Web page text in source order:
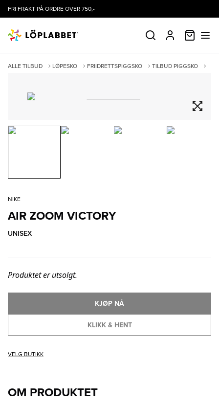
FRI FRAKT PÅ ORDRE OVER 750,-
SØK PROFIL
ALLE TILBUD LØPESKO FRIIDRETTSPIGGSKO
TILBUD PIGGSKO
NIKE
AIR ZOOM VICTORY
UNISEX
Produktet er utsolgt.
KLIKK & HENT
KJØP NÅ
VELG BUTIKK
OM PRODUKTET